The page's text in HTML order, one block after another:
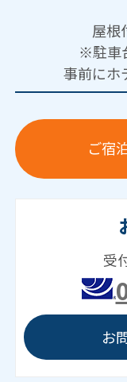
屋根
※駐車
事前にホ
ご宿
受
お